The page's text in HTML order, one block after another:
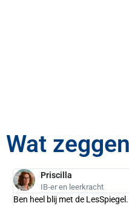
Wat
Priscilla
IB-er en leerkracht
Ben heel blij met de